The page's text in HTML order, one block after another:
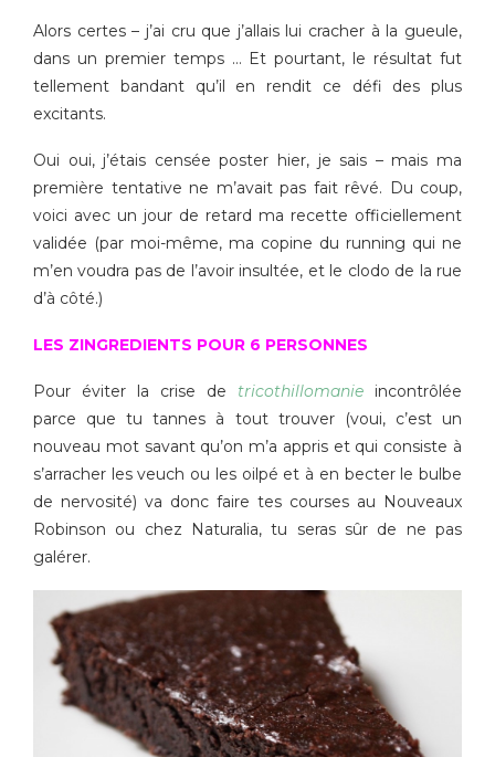
Alors certes – j’ai cru que j’allais lui cracher à la gueule,
dans un premier temps … Et pourtant, le résultat fut
tellement bandant qu’il en rendit ce défi des plus
excitants.
Oui oui, j’étais censée poster hier, je sais – mais ma
première tentative ne m’avait pas fait rêvé. Du coup,
voici avec un jour de retard ma recette officiellement
validée (par moi-même, ma copine du running qui ne
m’en voudra pas de l’avoir insultée, et le clodo de la rue
d’à côté.)
LES ZINGREDIENTS POUR 6 PERSONNES
Pour éviter la crise de tricothillomanie incontrôlée
parce que tu tannes à tout trouver (voui, c’est un
nouveau mot savant qu’on m’a appris et qui consiste à
s’arracher les veuch ou les oilpé et à en becter le bulbe
de nervosité) va donc faire tes courses au Nouveaux
Robinson ou chez Naturalia, tu seras sûr de ne pas
galérer.